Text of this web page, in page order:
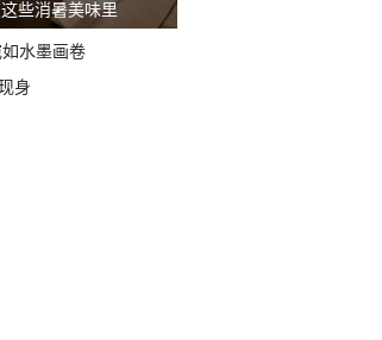
些消暑美味里
水墨画卷
身